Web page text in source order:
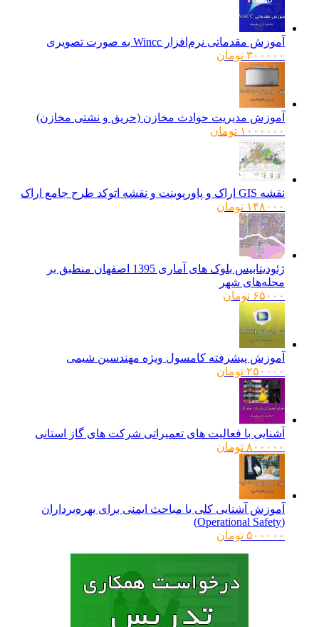
آموزش مقدماتی نرم‌افزار Wincc به صورت تصویری
۳۰۰۰۰۰ تومان
آموزش مدیریت حوادث مخازن (حریق و نشتی مخازن)
۱۰۰۰۰۰۰ تومان
نقشه GIS اراک و پاورپوینت و نقشه اتوکد طرح جامع اراک
۱۴۸۰۰۰ تومان
ژئودیتابیس بلوک های آماری 1395 اصفهان منطبق بر
محله‌های شهر
۶۵۰۰۰ تومان
آموزش پیشرفته کامسول ویژه مهندسین شیمی
۲۵۰۰۰۰ تومان
آشنایی با فعالیت های تعمیراتی شرکت های گاز استانی
۸۰۰۰۰۰ تومان
آموزش آشنایی کلی با مباحث ایمنی برای بهره‌برداران
۵۰۰۰۰۰ تومان